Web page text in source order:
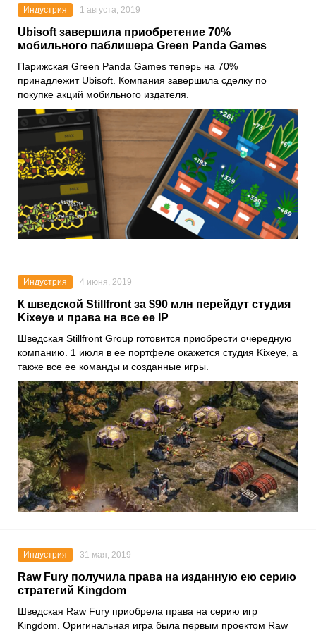
Индустрия 1 августа, 2019
Ubisoft завершила приобретение 70%
мобильного паблишера Green Panda Games
Парижская Green Panda Games теперь на 70%
принадлежит Ubisoft. Компания завершила сделку по
покупке акций мобильного издателя.
Индустрия 4 июня, 2019
К шведской Stillfront за $90 млн перейдут студия
Kixeye и права на все ее IP
Шведская Stillfront Group готовится приобрести очередную
компанию. 1 июля в ее портфеле окажется студия Kixeye, а
также все ее команды и созданные игры.
Индустрия 31 мая, 2019
Raw Fury получила права на изданную ею серию
стратегий Kingdom
Шведская Raw Fury приобрела права на серию игр
Kingdom. Оригинальная игра была первым проектом Raw